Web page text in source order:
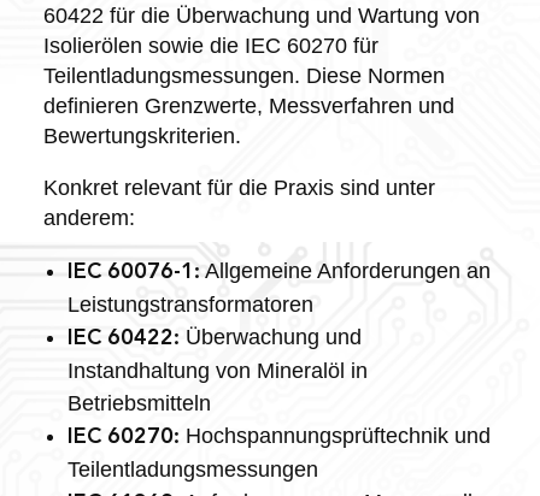
60422 für die Überwachung und Wartung von
Isolierölen sowie die IEC 60270 für
Teilentladungsmessungen. Diese Normen
definieren Grenzwerte, Messverfahren und
Bewertungskriterien.
Konkret relevant für die Praxis sind unter
anderem:
IEC 60076-1: Allgemeine Anforderungen an
Leistungstransformatoren
IEC 60422: Überwachung und
Instandhaltung von Mineralöl in
Betriebsmitteln
IEC 60270: Hochspannungsprüftechnik und
Teilentladungsmessungen